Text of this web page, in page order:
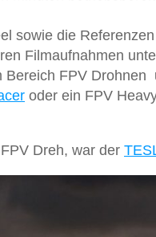
sowie die
Filmaufnahmen
FPV
oder ein FPV
Dreh, war der